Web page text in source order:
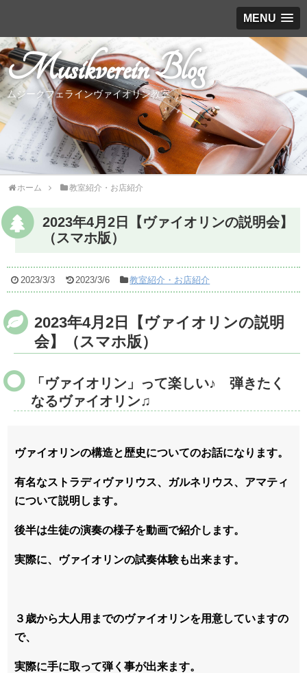
MENU
Musikverein Blog
ムジークフェラインヴァイオリン教室
ホーム 教室紹介・お店紹介
2023年4月2日【ヴァイオリンの説明会】
（スマホ版）
2023/3/3 2023/3/6 教室紹介・お店紹介
2023年4月2日【ヴァイオリンの説明
会】（スマホ版）
「ヴァイオリン」って楽しい♪ 弾きたく
なるヴァイオリン♫
ヴァイオリンの構造と歴史についてのお話になります。
有名なストラディヴァリウス、ガルネリウス、アマティ
について説明します。
後半は生徒の演奏の様子を動画で紹介します。
実際に、ヴァイオリンの試奏体験も出来ます。
３歳から大人用までのヴァイオリンを用意していますの
で、
実際に手に取って弾く事が出来ます。